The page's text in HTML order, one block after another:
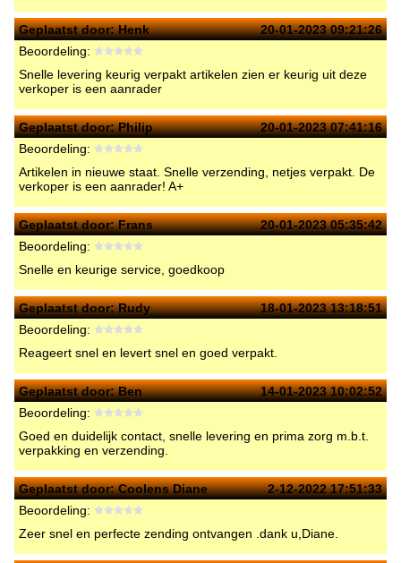
Geplaatst door:Henk
20-01-2023 09:21:26
Beoordeling:
Snelle levering keurig verpakt artikelen zien er keurig uit deze
verkoper is een aanrader
Geplaatst door:Philip
20-01-2023 07:41:16
Beoordeling:
Artikelen in nieuwe staat. Snelle verzending, netjes verpakt. De
verkoper is een aanrader! A+
Geplaatst door:Frans
20-01-2023 05:35:42
Beoordeling:
Snelle en keurige service, goedkoop
Geplaatst door:Rudy
18-01-2023 13:18:51
Beoordeling:
Reageert snel en levert snel en goed verpakt.
Geplaatst door:Ben
14-01-2023 10:02:52
Beoordeling:
Goed en duidelijk contact, snelle levering en prima zorg m.b.t.
verpakking en verzending.
Geplaatst door:Coolens Diane
2-12-2022 17:51:33
Beoordeling:
Zeer snel en perfecte zending ontvangen .dank u,Diane.